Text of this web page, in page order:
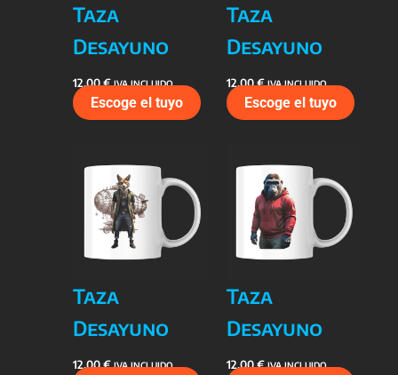
Taza
Desayuno
12,00€ IVA INCLUIDO
Escoge el tuyo
Taza
Desayuno
12,00€ IVA INCLUIDO
Escoge el tuyo
Taza
Desayuno
12,00€ IVA INCLUIDO
Taza
Desayuno
12,00€ IVA INCLUIDO